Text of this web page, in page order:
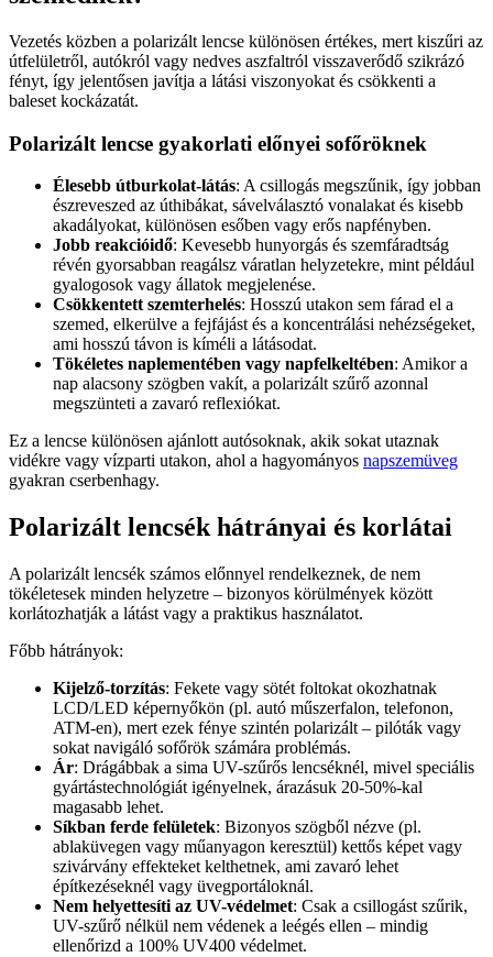
Vezetés közben a polarizált lencse különösen értékes, mert kiszűri az
útfelületről, autókról vagy nedves aszfaltról visszaverődő szikrázó
fényt, így jelentősen javítja a látási viszonyokat és csökkenti a
baleset kockázatát.
Polarizált lencse gyakorlati előnyei sofőröknek
Élesebb útburkolat-látás: A csillogás megszűnik, így jobban
észreveszed az úthibákat, sávelválasztó vonalakat és kisebb
akadályokat, különösen esőben vagy erős napfényben.
Jobb reakcióidő: Kevesebb hunyorgás és szemfáradtság
révén gyorsabban reagálsz váratlan helyzetekre, mint például
gyalogosok vagy állatok megjelenése.
Csökkentett szemterhelés: Hosszú utakon sem fárad el a
szemed, elkerülve a fejfájást és a koncentrálási nehézségeket,
ami hosszú távon is kíméli a látásodat.
Tökéletes naplementében vagy napfelkeltében: Amikor a
nap alacsony szögben vakít, a polarizált szűrő azonnal
megszünteti a zavaró reflexiókat.
Ez a lencse különösen ajánlott autósoknak, akik sokat utaznak
vidékre vagy vízparti utakon, ahol a hagyományos napszemüveg
gyakran cserbenhagy.
Polarizált lencsék hátrányai és korlátai
A polarizált lencsék számos előnnyel rendelkeznek, de nem
tökéletesek minden helyzetre – bizonyos körülmények között
korlátozhatják a látást vagy a praktikus használatot.
Főbb hátrányok:
Kijelző-torzítás: Fekete vagy sötét foltokat okozhatnak
LCD/LED képernyőkön (pl. autó műszerfalon, telefonon,
ATM-en), mert ezek fénye szintén polarizált – pilóták vagy
sokat navigáló sofőrök számára problémás.
Ár: Drágábbak a sima UV-szűrős lencséknél, mivel speciális
gyártástechnológiát igényelnek, árazásuk 20-50%-kal
magasabb lehet.
Síkban ferde felületek: Bizonyos szögből nézve (pl.
ablaküvegen vagy műanyagon keresztül) kettős képet vagy
szivárvány effekteket kelthetnek, ami zavaró lehet
építkezéseknél vagy üvegportáloknál.
Nem helyettesíti az UV-védelmet: Csak a csillogást szűrik,
UV-szűrő nélkül nem védenek a leégés ellen – mindig
ellenőrizd a 100% UV400 védelmet.